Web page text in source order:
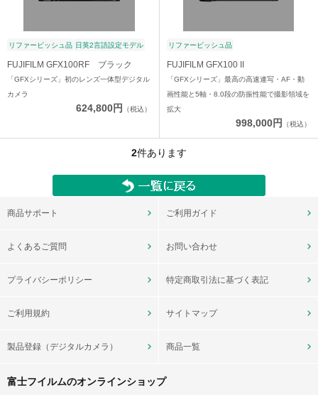
リファービッシュ品 日英2言語設定モデル
FUJIFILM GFX100RF ブラック
「GFXシリーズ」初のレンズ一体型デジタル
カメラ
624,800円 （税込）
リファービッシュ品
FUJIFILM GFX100 II
「GFXシリーズ」最高の高速連写・AF・動
画性能と5軸・8.0段の防振性能で撮影領域を
拡大
998,000円 （税込）
2件あります
商品サポート ご利用ガイド
よくあるご質問 お問い合わせ
プライバシーポリシー 特定商取引法に基づく表記
ご利用規約 サイトマップ
製品登録（デジタルカメラ） 商品一覧
富士フイルムのオンラインショップ